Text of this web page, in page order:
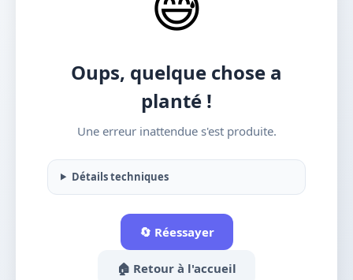
Oups, quelque chose a
planté !
Une erreur inattendue s'est produite.
Détails techniques
🔄 Réessayer
🏠 Retour à l'accueil